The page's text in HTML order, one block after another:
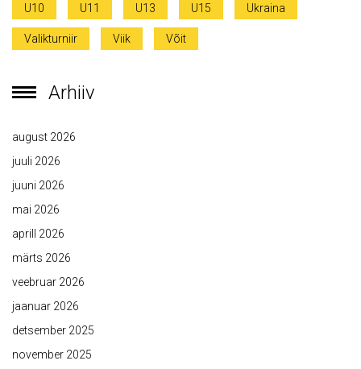
U10 U11 U13 U15 Ukraina
Valikturniir Viik Võit
Arhiiv
august 2026
juuli 2026
juuni 2026
mai 2026
aprill 2026
märts 2026
veebruar 2026
jaanuar 2026
detsember 2025
november 2025